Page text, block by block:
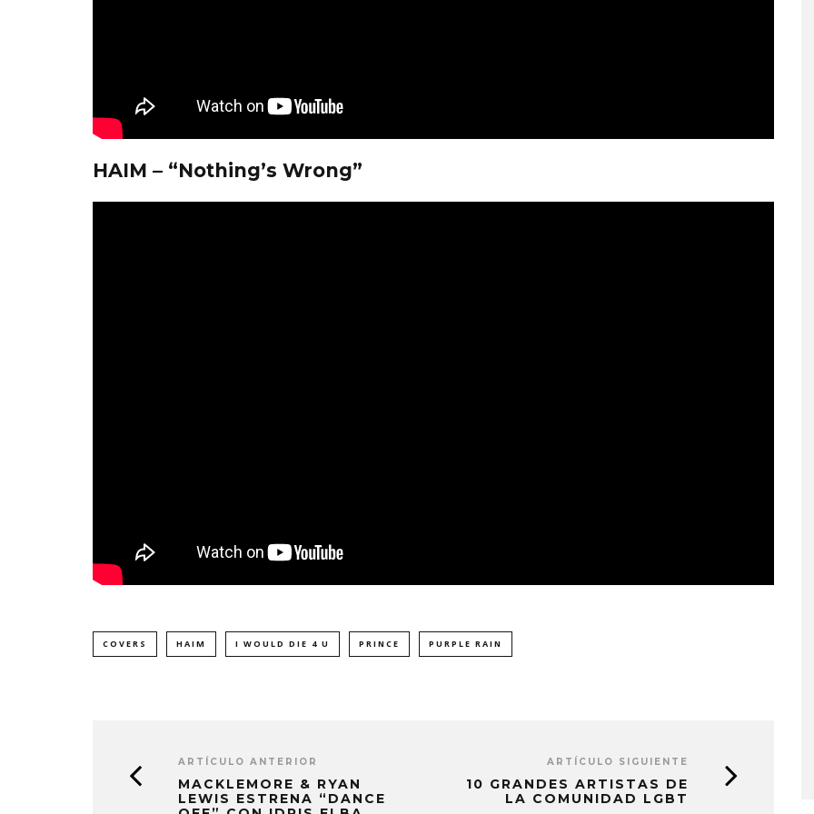
HAIM – “Nothing’s Wrong”
COVERS HAIM I WOULD DIE 4 U PRINCE PURPLE RAIN
ARTÍCULO ANTERIOR
MACKLEMORE & RYAN
LEWIS ESTRENA “DANCE
ARTÍCULO SIGUIENTE
10 GRANDES ARTISTAS DE
LA COMUNIDAD LGBT
5 AGOSTO, 2026